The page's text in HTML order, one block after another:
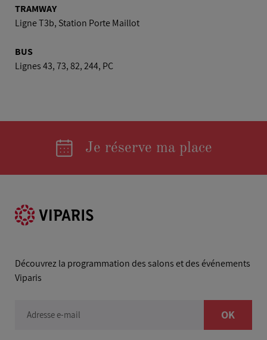
TRAMWAY
Ligne T3b, Station Porte Maillot
BUS
Lignes 43, 73, 82, 244, PC
Je réserve ma place
Découvrez la programmation des salons et des événements
Viparis
Adresse e-mail OK